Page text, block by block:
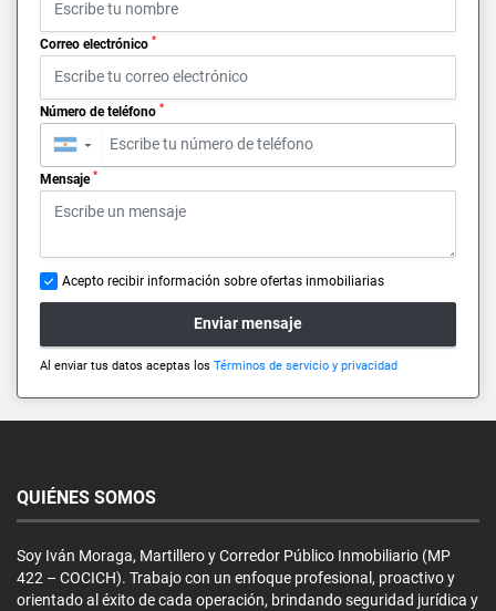
Correo electrónico *
Número de teléfono *
▼
Mensaje *
Acepto recibir información sobre ofertas inmobiliarias
Enviar mensaje
Al enviar tus datos aceptas los Términos de servicio y privacidad
QUIÉNES SOMOS
Soy Iván Moraga, Martillero y Corredor Público Inmobiliario (MP
422 – COCICH). Trabajo con un enfoque profesional, proactivo y
orientado al éxito de cada operación, brindando seguridad jurídica y